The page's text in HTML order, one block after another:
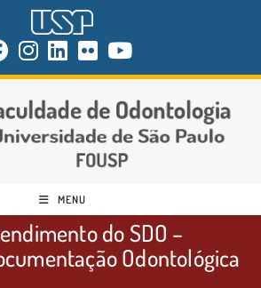
MENU
do SDO –
Odontológica